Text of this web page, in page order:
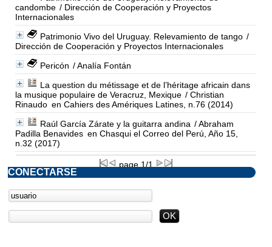
candombe / Dirección de Cooperación y Proyectos
Internacionales
Patrimonio Vivo del Uruguay. Relevamiento de tango /
Dirección de Cooperación y Proyectos Internacionales
Pericón / Analía Fontán
La question du métissage et de l’héritage africain dans
la musique populaire de Veracruz, Mexique / Christian
Rinaudo en Cahiers des Amériques Latines, n.76 (2014)
Raúl García Zárate y la guitarra andina / Abraham
Padilla Benavides en Chasqui el Correo del Perú, Año 15,
n.32 (2017)
page 1/1
CONECTARSE